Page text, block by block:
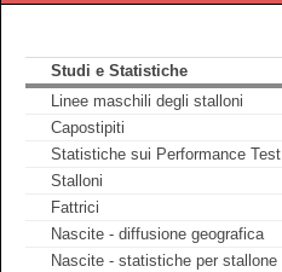
Studi e Statistiche
Linee maschili degli stalloni
Capostipiti
Statistiche sui Performance Test
Stalloni
Fattrici
Nascite - diffusione geografica
Nascite - statistiche per stallone